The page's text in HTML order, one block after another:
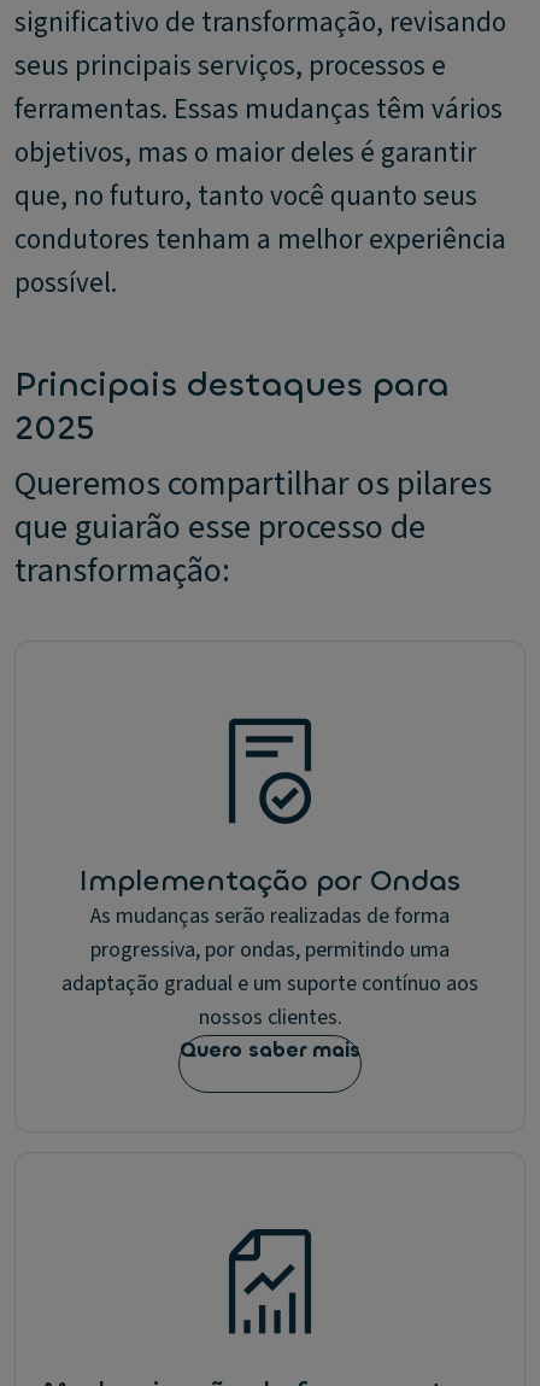
significativo de transformação, revisando
seus principais serviços, processos e
ferramentas. Essas mudanças têm vários
objetivos, mas o maior deles é garantir
que, no futuro, tanto você quanto seus
condutores tenham a melhor experiência
possível.
Principais destaques para
2025
Queremos compartilhar os pilares
que guiarão esse processo de
transformação:
Implementação por Ondas
As mudanças serão realizadas de forma
progressiva, por ondas, permitindo uma
adaptação gradual e um suporte contínuo aos
nossos clientes.
Quero saber mais